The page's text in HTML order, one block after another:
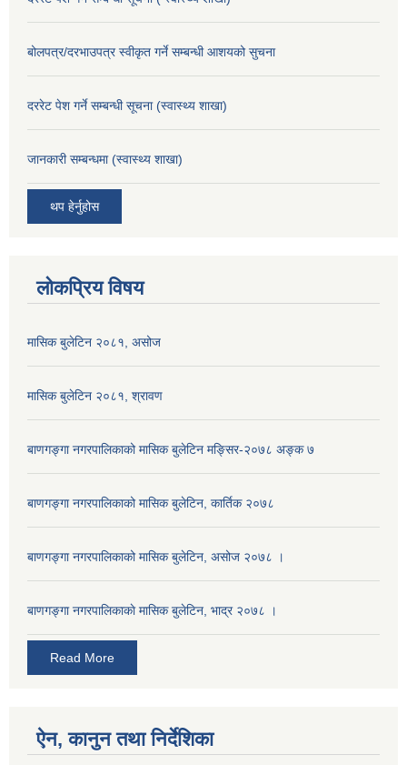
बोलपत्र/दरभाउपत्र स्वीकृत गर्ने सम्बन्धी आशयको सुचना
दररेट पेश गर्ने सम्बन्धी सूचना (स्वास्थ्य शाखा)
जानकारी सम्बन्धमा (स्वास्थ्य शाखा)
थप हेर्नुहोस
लोकप्रिय विषय
मासिक बुलेटिन २०८१, असोज
मासिक बुलेटिन २०८१, श्रावण
बाणगङ्गा नगरपालिकाको मासिक बुलेटिन मङ्सिर-२०७८ अङ्क ७
बाणगङ्गा नगरपालिकाको मासिक बुलेटिन, कार्तिक २०७८
बाणगङ्गा नगरपालिकाको मासिक बुलेटिन, असोज २०७८ ।
बाणगङ्गा नगरपालिकाकाे मासिक बुलेटिन, भाद्र २०७८ ।
Read More
ऐन, कानुन तथा निर्देशिका